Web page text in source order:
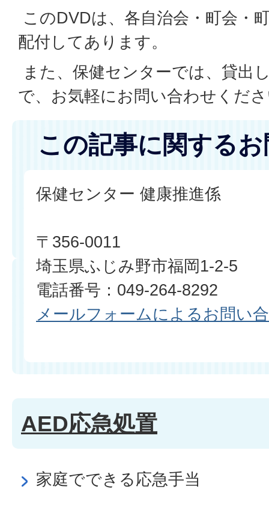
このDVDは、各自治会・町会・
配付してあります。
また、保健センターでは、貸出
で、お気軽にお問い合わせくだ
この記事に関する
保健センター 健康推進係
〒356-0011
埼玉県ふじみ野市福岡1-2-5
電話番号：049-264-8292
メールフォームによるお問い
AED応急処置
家庭でできる応急手当